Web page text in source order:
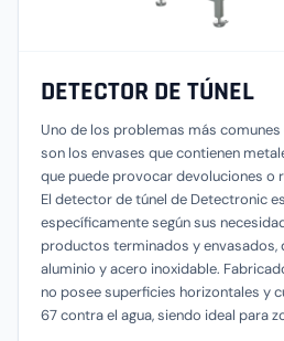
DETECTOR DE TÚNEL
Uno de los problemas más
son los envases que contienen
que puede provocar devoluciones o
El detector de túnel de Detectronic
específicamente según sus
productos terminados y envasados,
aluminio y acero inoxidable.
no posee superficies horizontales y
67 contra el agua, siendo ideal para